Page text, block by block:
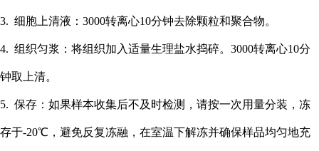
3. 细胞上清液：3000转离心10分钟去除颗粒和聚合物。
4. 组织匀浆：将组织加入适量生理盐水捣碎。3000转离心10分
钟取上清。
5. 保存：如果样本收集后不及时检测，请按一次用量分装，冻
存于-20℃，避免反复冻融，在室温下解冻并确保样品均匀地充